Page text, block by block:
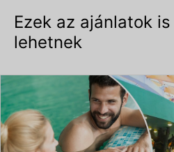
Ezek az ajánlatok
lehetnek